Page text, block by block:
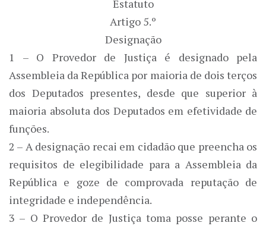
Estatuto
Artigo 5.º
Designação
1 – O Provedor de Justiça é designado pela
Assembleia da República por maioria de dois terços
dos Deputados presentes, desde que superior à
maioria absoluta dos Deputados em efetividade de
funções.
2 – A designação recai em cidadão que preencha os
requisitos de elegibilidade para a Assembleia da
República e goze de comprovada reputação de
integridade e independência.
3 – O Provedor de Justiça toma posse perante o